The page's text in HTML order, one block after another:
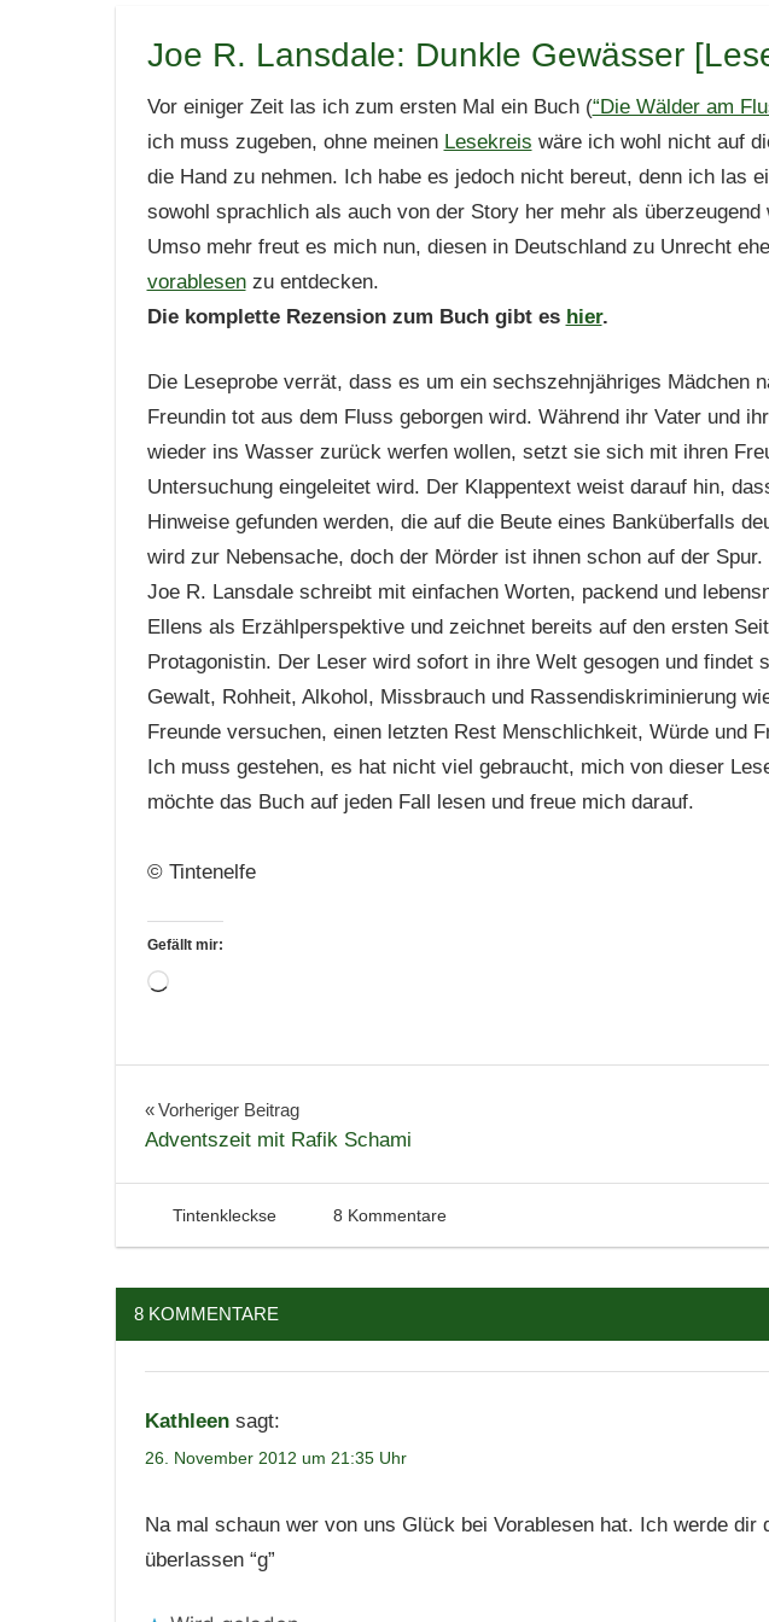
Joe R. Lansdale: Dunkle Gewässer
Vor einiger Zeit las ich zum ersten Mal ein Buch (“Die Wälder am
ich muss zugeben, ohne meinen Lesekreis wäre ich wohl nicht auf
die Hand zu nehmen. Ich habe es jedoch nicht bereut, denn ich las
sowohl sprachlich als auch von der Story her mehr als überzeugend
Umso mehr freut es mich nun, diesen in Deutschland zu Unrecht
vorablesenzu entdecken.
Die komplette Rezension zum Buch gibt es hier.
Die Leseprobe verrät, dass es um ein sechszehnjähriges Mädchen
Freundin tot aus dem Fluss geborgen wird. Während ihr Vater und
wieder ins Wasser zurück werfen wollen, setzt sie sich mit ihren
Untersuchung eingeleitet wird. Der Klappentext weist darauf hin,
Hinweise gefunden werden, die auf die Beute eines Banküberfalls
wird zur Nebensache, doch der Mörder ist ihnen schon auf der Spur.
Joe R. Lansdale schreibt mit einfachen Worten, packend und
Ellens als Erzählperspektive und zeichnet bereits auf den ersten
Protagonistin. Der Leser wird sofort in ihre Welt gesogen und findet
Gewalt, Rohheit, Alkohol, Missbrauch und Rassendiskriminierung
Freunde versuchen, einen letzten Rest Menschlichkeit, Würde und
Ich muss gestehen, es hat nicht viel gebraucht, mich von dieser
möchte das Buch auf jeden Fall lesen und freue mich darauf.
© Tintenelfe
Gefällt mir:
Wird
Bücher
Krimi
Lesen
Neuerscheinungen
Beitragsnavigation
Vorheriger Beitrag
Adventszeit mit Rafik Schami
26. November 2012
Tintenhain
Tintenkleckse 8 Kommentare
8 KOMMENTARE
Kathleen sagt:
26. November 2012 um 21:35 Uhr
Na mal schaun wer von uns Glück bei Vorablesen hat. Ich werde dir
überlassen “g”